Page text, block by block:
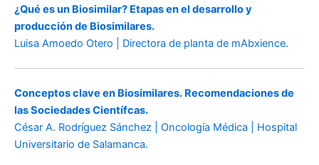
¿Qué es un Biosimilar? Etapas en el desarrollo y
producción de Biosimilares.
Luisa Amoedo Otero | Directora de planta de mAbxience.
Conceptos clave en Biosimilares. Recomendaciones de
las Sociedades Científcas.
César A. Rodríguez Sánchez | Oncología Médica | Hospital
Universitario de Salamanca.